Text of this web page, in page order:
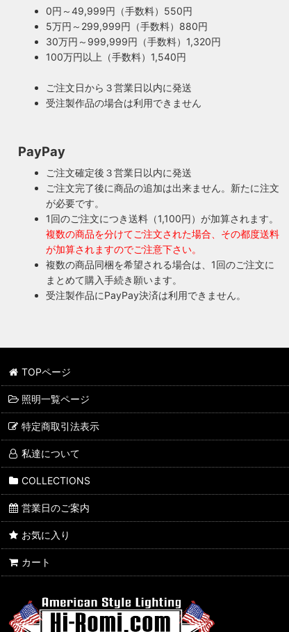
0円～49,999円（手数料）550円
5万円～299,999円（手数料）880円
30万円～999,999円（手数料）1,320円
100万円以上（手数料）1,540円
ご注文日から３営業日以内に発送
受注製作品の場合は利用できません
PayPay
ご注文確定後３営業日以内に発送
ご注文完了後に商品の追加は出来ません。新たに注文
が必要です。
1回のご注文につき送料（1,100円）が加算されます。
複数の商品を分けてご注文された場合、その都度送料
が加算されますのでご注意下さい。
複数の商品同梱を希望される場合は、1回のご注文に
まとめて購入手続き願います。
受注製作品にPayPay決済は利用できません。
TOPページ
照明一覧ページ
特定商取引法表示
私達について
COLLECTIONS
営業日のご案内
お気に入り
カート